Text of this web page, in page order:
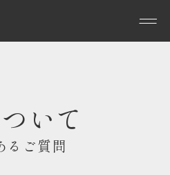
いて
るご質問